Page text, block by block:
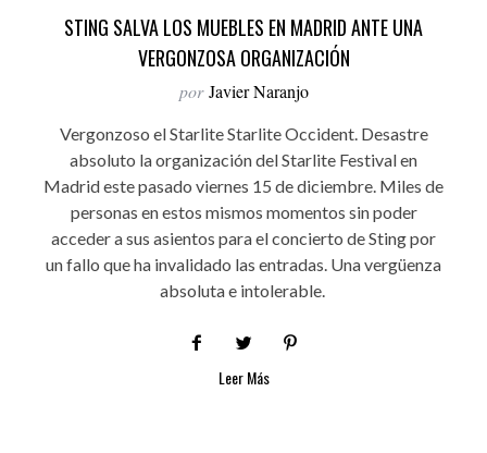
STING SALVA LOS MUEBLES EN MADRID ANTE UNA
VERGONZOSA ORGANIZACIÓN
por Javier Naranjo
Vergonzoso el Starlite Starlite Occident. Desastre
absoluto la organización del Starlite Festival en
Madrid este pasado viernes 15 de diciembre. Miles de
personas en estos mismos momentos sin poder
acceder a sus asientos para el concierto de Sting por
un fallo que ha invalidado las entradas. Una vergüenza
absoluta e intolerable.
Leer Más